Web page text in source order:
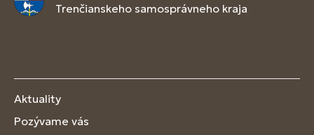
Trenčianskeho samosprávneho kraja
Aktuality
Pozývame vás